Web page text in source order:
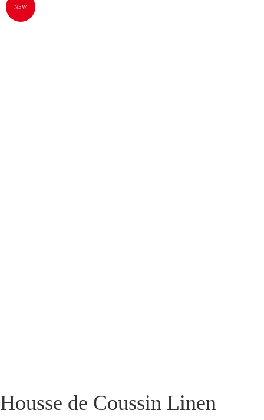
NEW
Housse de Coussin Linen